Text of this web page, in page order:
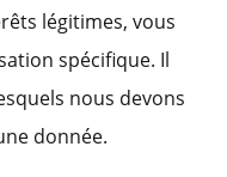
légitimes, vous
spécifique. Il
nous devons
donnée.